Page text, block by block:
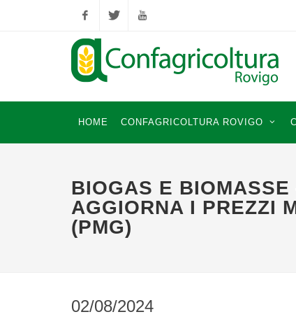
FacebookTwitter YouTube
HOME CONFAGRICOLTURA ROVIGO
BIOGAS E BIOMASSE
AGGIORNA I PREZZI
(PMG)
02/08/2024